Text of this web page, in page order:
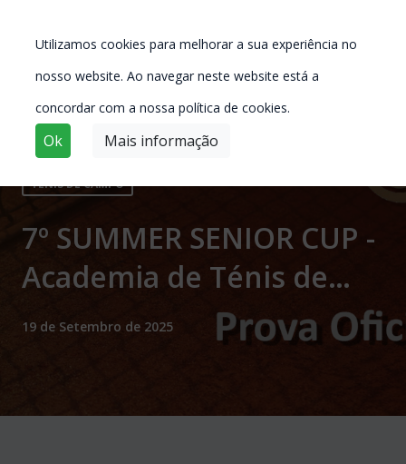
Utilizamos cookies para melhorar a sua experiência no
nosso website. Ao navegar neste website está a
concordar com a nossa política de cookies.
Ok Mais informação
TÉNIS DE CAMPO
7º SUMMER SENIOR CUP -
Academia de Ténis de
Azeitão
19 de Setembro de 2025